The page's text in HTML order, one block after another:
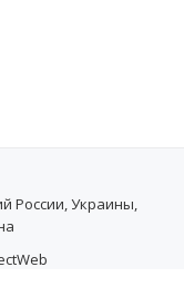
России, Украины,